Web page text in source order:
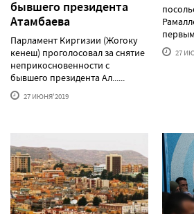
бывшего президента
Атамбаева
Парламент Киргизии (Жогоку
кенеш) проголосовал за снятие
неприкосновенности с
бывшего президента Ал......
27 ИЮНЯ'2019
27